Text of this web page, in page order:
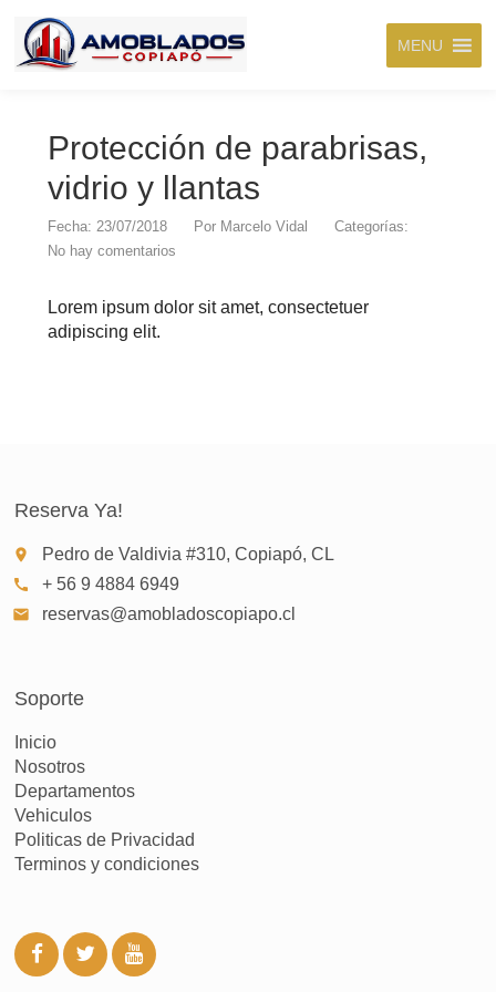
MENU
Protección de parabrisas,
vidrio y llantas
Fecha: 23/07/2018 Por Marcelo Vidal
Categorías:
No hay comentarios
Lorem ipsum dolor sit amet, consectetuer
adipiscing elit.
Reserva Ya!
place Pedro de Valdivia #310, Copiapó, CL
call + 56 9 4884 6949
email reservas@amobladoscopiapo.cl
Soporte
Inicio
Nosotros
Departamentos
Vehiculos
Politicas de Privacidad
Terminos y condiciones